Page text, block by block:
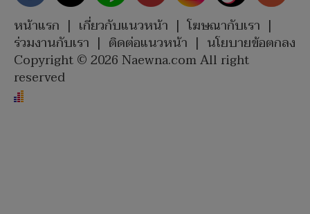
หน้าแรก | เกี่ยวกับแนวหน้า | โฆษณากับเรา |
ร่วมงานกับเรา | ติดต่อแนวหน้า | นโยบายข้อตกลง
Copyright © 2026 Naewna.com All right
reserved